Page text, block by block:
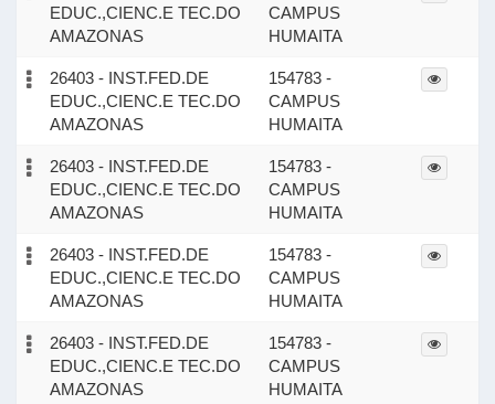
EDUC.,CIENC.E TEC.DO
AMAZONAS
CAMPUS
HUMAITA
26403 - INST.FED.DE
EDUC.,CIENC.E TEC.DO
AMAZONAS
154783 -
CAMPUS
HUMAITA
26403 - INST.FED.DE
EDUC.,CIENC.E TEC.DO
AMAZONAS
154783 -
CAMPUS
HUMAITA
26403 - INST.FED.DE
EDUC.,CIENC.E TEC.DO
AMAZONAS
154783 -
CAMPUS
HUMAITA
26403 - INST.FED.DE
EDUC.,CIENC.E TEC.DO
AMAZONAS
154783 -
CAMPUS
HUMAITA